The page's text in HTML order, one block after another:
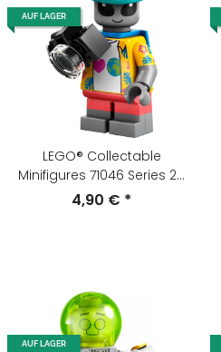
AUF LAGER
LEGO® Collectable
Minifigures 71046 Series 26
Alien-Tourist
4,90 € *
AUF LAGER